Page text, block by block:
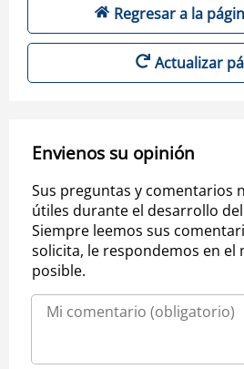
Regresar a la
Actualizar
Envienos su opinión
Sus preguntas y comentarios
útiles durante el desarrollo
Siempre leemos sus
solicita, le respondemos en el
posible.